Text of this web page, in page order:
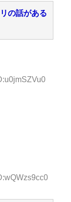
の話がある